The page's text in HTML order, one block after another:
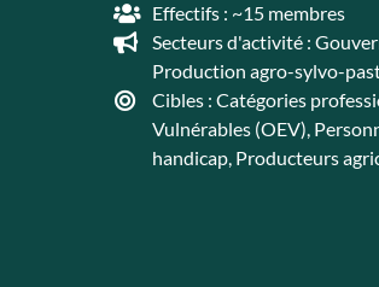
Effectifs : ~15 membres
Secteurs d'activité :
Production agro-sylvo-
Cibles :Catégories
Vulnérables (OEV),
handicap, Producteurs